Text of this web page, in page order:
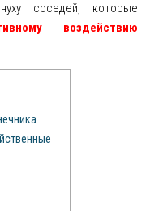
соседей, которые
воздействию